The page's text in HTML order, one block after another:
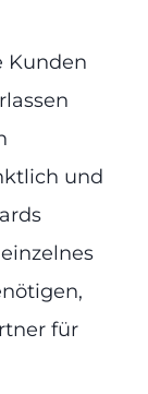
Kunden
und
für